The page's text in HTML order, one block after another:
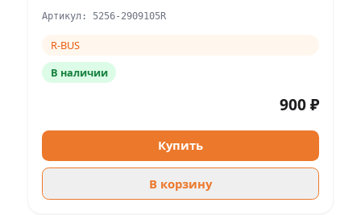
Артикул: 5256-2909105R
R-BUS
В наличии
900 ₽
Купить
В корзину